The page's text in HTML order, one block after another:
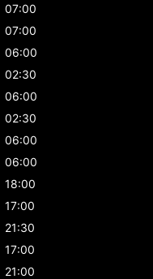
07:00
07:00
06:00
02:30
06:00
02:30
06:00
06:00
18:00
17:00
21:30
17:00
21:00